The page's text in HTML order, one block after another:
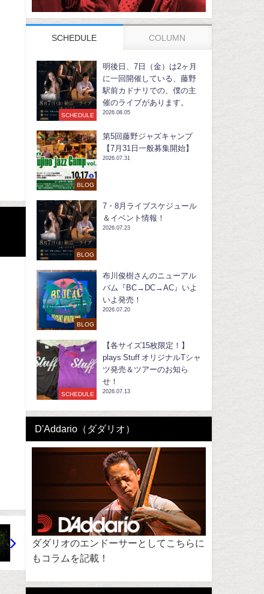
SCHEDULE COLUMN
SCHEDULE
明後日、7日（金）は2ヶ月
に一回開催している、藤野
駅前カドナリでの、僕の主
催のライブがあります。
2026.08.05
BLOG
第5回藤野ジャズキャンプ
【7月31日一般募集開始】
2026.07.31
BLOG
7・8月ライブスケジュール
＆イベント情報！
2026.07.23
BLOG
布川俊樹さんのニューアル
バム『BC→DC→AC』いよ
いよ発売！
2026.07.20
SCHEDULE
【各サイズ15枚限定！】
plays Stuff オリジナルTシャ
ツ発売＆ツアーのお知ら
せ！
2026.07.13
D'Addario（ダダリオ）
ダダリオのエンドーサーとしてこちらに
もコラムを記載！